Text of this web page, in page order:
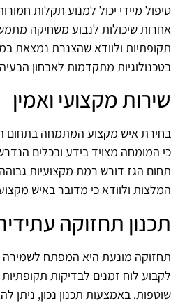
טיפול מיידי יכול למנוע תקלות
אחרות שיכולות לנבוע משחיקה
תקופתיות ולוודא שהצנרת נמצאת
בטכנולוגיות מתקדמות לאבחון
שירות מקצועי ואמין
בחירת איש מקצוע המתמחה בתחום
כי המומחה מצויד בידע ובכלים
תחום הגז דורש רמת מקצועיות
המלצות ולוודא כי מדובר באיש
תכנון תחזוקה
תחזוקה מונעת היא המפתח לשמירה
לקבוע לוח זמנים לבדיקות
שוטפות. באמצעות תכנון נכון, ניתן